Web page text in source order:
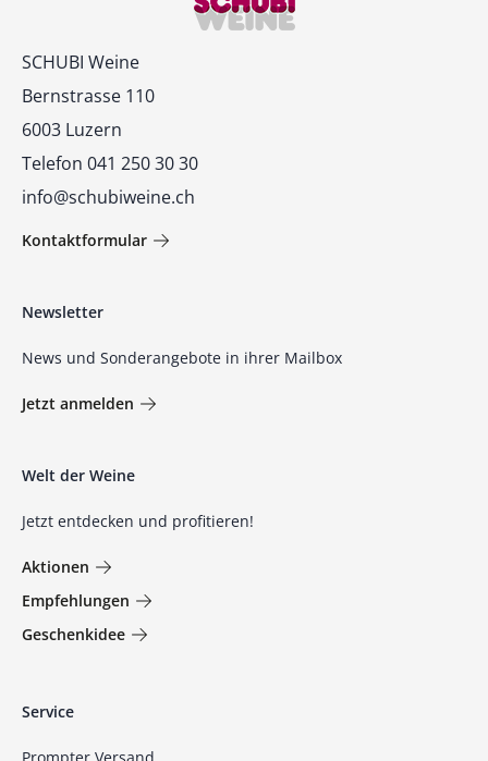
Kontakt
SCHUBI Weine
Bernstrasse 110
6003 Luzern
Telefon 041 250 30 30
info@schubiweine.ch
Kontaktformular
Newsletter
News und Sonderangebote in ihrer Mailbox
Jetzt anmelden
Welt der Weine
Jetzt entdecken und profitieren!
Aktionen
Empfehlungen
Geschenkidee
Service
Prompter Versand